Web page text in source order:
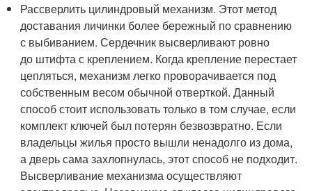
Рассверлить цилиндровый механизм. Этот метод
доставания личинки более бережный по сравнению
с выбиванием. Сердечник высверливают ровно
до штифта с креплением. Когда крепление перестает
цепляться, механизм легко проворачивается под
собственным весом обычной отверткой. Данный
способ стоит использовать только в том случае, если
комплект ключей был потерян безвозвратно. Если
владельцы жилья просто вышли ненадолго из дома,
а дверь сама захлопнулась, этот способ не подходит.
Высверливание механизма осуществляют